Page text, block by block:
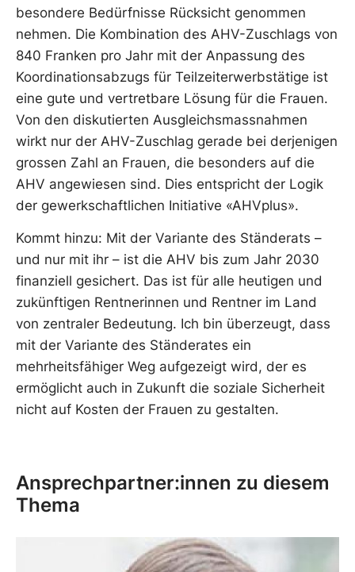
besondere Bedürfnisse Rücksicht genommen
nehmen. Die Kombination des AHV-Zuschlags von
840 Franken pro Jahr mit der Anpassung des
Koordinationsabzugs für Teilzeiterwerbstätige ist
eine gute und vertretbare Lösung für die Frauen.
Von den diskutierten Ausgleichsmassnahmen
wirkt nur der AHV-Zuschlag gerade bei derjenigen
grossen Zahl an Frauen, die besonders auf die
AHV angewiesen sind. Dies entspricht der Logik
der gewerkschaftlichen Initiative «AHVplus».
Kommt hinzu: Mit der Variante des Ständerats –
und nur mit ihr – ist die AHV bis zum Jahr 2030
finanziell gesichert. Das ist für alle heutigen und
zukünftigen Rentnerinnen und Rentner im Land
von zentraler Bedeutung. Ich bin überzeugt, dass
mit der Variante des Ständerates ein
mehrheitsfähiger Weg aufgezeigt wird, der es
ermöglicht auch in Zukunft die soziale Sicherheit
nicht auf Kosten der Frauen zu gestalten.
Ansprechpartner:innen zu diesem
Thema